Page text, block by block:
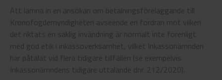
Att lämna in en ansökan om betalningsföreläggande till
Kronofogdemyndigheten avseende en fordran mot vilken
det riktats en saklig invändning är normalt inte förenligt
med god etik i inkassoverksamhet, vilket Inkassonämnden
har påtalat vid flera tidigare tillfällen (se exempelvis
Inkassonämndens tidigare uttalande dnr. 212/2020).